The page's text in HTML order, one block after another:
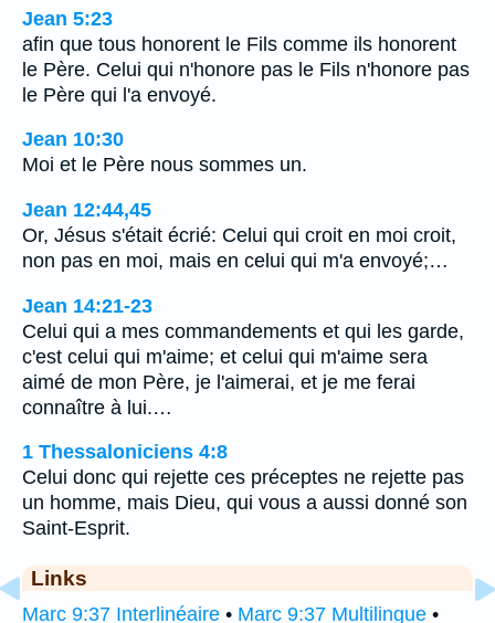
Jean 5:23
afin que tous honorent le Fils comme ils honorent
le Père. Celui qui n'honore pas le Fils n'honore pas
le Père qui l'a envoyé.
Jean 10:30
Moi et le Père nous sommes un.
Jean 12:44,45
Or, Jésus s'était écrié: Celui qui croit en moi croit,
non pas en moi, mais en celui qui m'a envoyé;…
Jean 14:21-23
Celui qui a mes commandements et qui les garde,
c'est celui qui m'aime; et celui qui m'aime sera
aimé de mon Père, je l'aimerai, et je me ferai
connaître à lui.…
1 Thessaloniciens 4:8
Celui donc qui rejette ces préceptes ne rejette pas
un homme, mais Dieu, qui vous a aussi donné son
Saint-Esprit.
Links
Marc 9:37 Interlinéaire • Marc 9:37 Multilingue •